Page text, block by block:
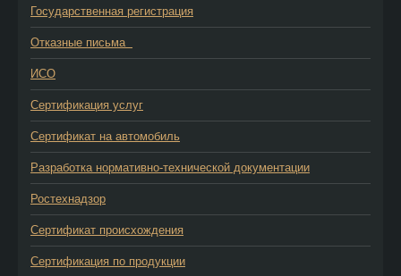
Государственная регистрация
Отказные письма
ИСО
Сертификация услуг
Сертификат на автомобиль
Разработка нормативно-технической документации
Ростехнадзор
Сертификат происхождения
Сертификация по продукции